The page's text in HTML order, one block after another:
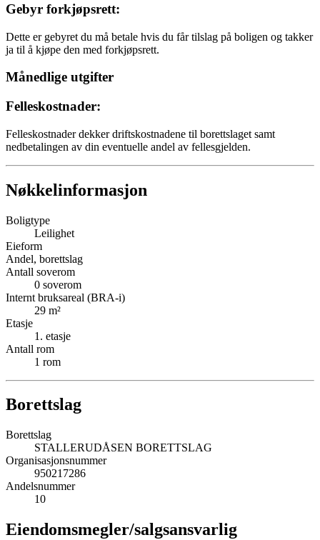
Gebyr forkjøpsrett:
Dette er gebyret du må betale hvis du får tilslag på boligen og takker
ja til å kjøpe den med forkjøpsrett.
Månedlige utgifter
Felleskostnader:
Felleskostnader dekker driftskostnadene til borettslaget samt
nedbetalingen av din eventuelle andel av fellesgjelden.
Nøkkelinformasjon
Boligtype
Leilighet
Eieform
Andel, borettslag
Antall soverom
0 soverom
Internt bruksareal (BRA-i)
29 m²
Etasje
1 . etasje
Antall rom
1 rom
Borettslag
Borettslag
STALLERUDÅSEN BORETTSLAG
Organisasjonsnummer
950217286
Andelsnummer
10
Eiendomsmegler/salgsansvarlig